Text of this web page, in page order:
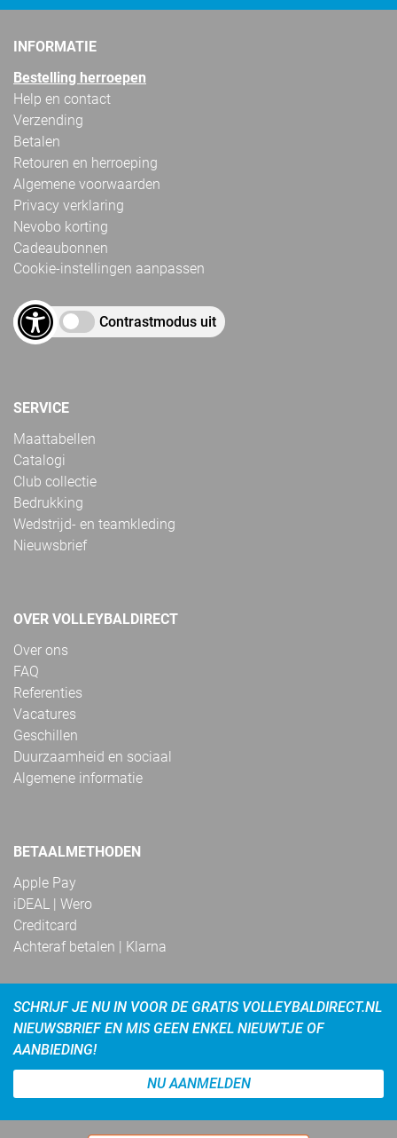
INFORMATIE
Bestelling herroepen
Help en contact
Verzending
Betalen
Retouren en herroeping
Algemene voorwaarden
Privacy verklaring
Nevobo korting
Cadeaubonnen
Cookie-instellingen aanpassen
Contrastmodus uit
SERVICE
Maattabellen
Catalogi
Club collectie
Bedrukking
Wedstrijd- en teamkleding
Nieuwsbrief
OVER VOLLEYBALDIRECT
Over ons
FAQ
Referenties
Vacatures
Geschillen
Duurzaamheid en sociaal
Algemene informatie
BETAALMETHODEN
Apple Pay
iDEAL | Wero
Creditcard
Achteraf betalen | Klarna
SCHRIJF JE NU IN VOOR DE GRATIS VOLLEYBALDIRECT.NL
NIEUWSBRIEF EN MIS GEEN ENKEL NIEUWTJE OF
AANBIEDING!
NU AANMELDEN